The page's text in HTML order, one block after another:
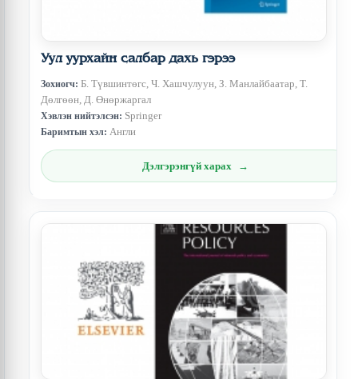
Уул уурхайн салбар дахь гэрээ
Зохиогч: Б. Түвшинтөгс, Ч. Хашчулуун, З. Манлайбаатар, Т.
Дөлгөөн, Д. Өнөржаргал
Хэвлэн нийтэлсэн: Springer
Баримтын хэл: Англи
Дэлгэрэнгүй харах